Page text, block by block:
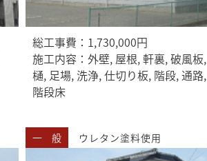
総工事費：1,730,000円
施工内容：外壁, 屋根, 軒裏, 破風板,
樋, 足場, 洗浄, 仕切り板, 階段, 通路,
階段床
一 般 ウレタン塗料使用